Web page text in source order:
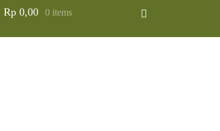
Rp0,00 0 items